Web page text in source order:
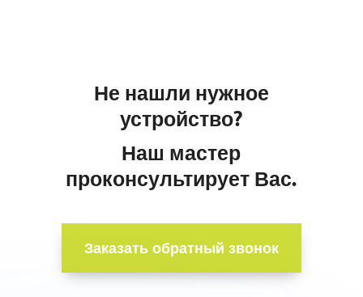
Не нашли нужное
устройство?
Наш мастер
проконсультирует Вас.
Заказать обратный звонок